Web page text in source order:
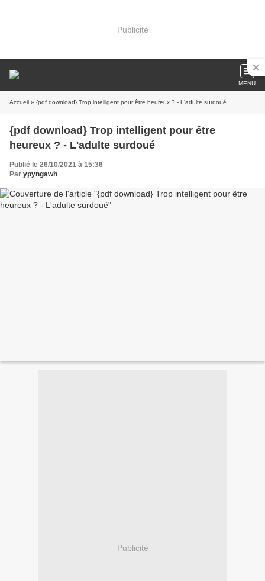
Publicité
MENU
Accueil » {pdf download} Trop intelligent pour être heureux ? - L'adulte surdoué
{pdf download} Trop intelligent pour être
heureux ? - L'adulte surdoué
Publié le 26/10/2021 à 15:36
Par ypyngawh
Publicité